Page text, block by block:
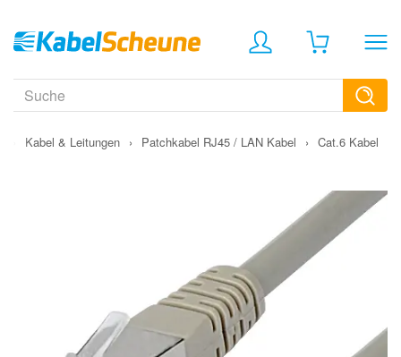
Kabel & Leitungen › Patchkabel RJ45 / LAN Kabel › Cat.6 Kabel